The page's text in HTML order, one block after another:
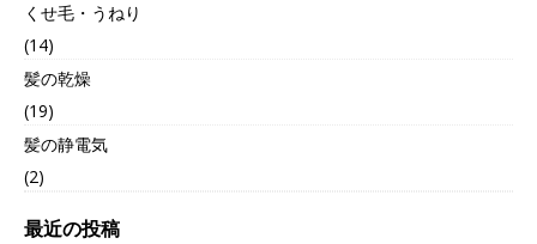
くせ毛・うねり
(14)
髪の乾燥
(19)
髪の静電気
(2)
最近の投稿